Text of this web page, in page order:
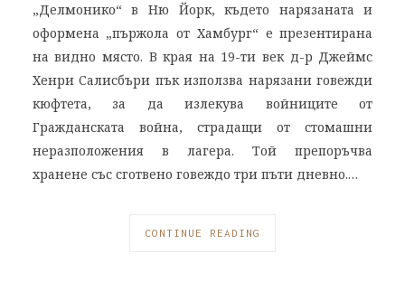
„Делмонико“ в Ню Йорк, където нарязаната и
оформена „пържола от Хамбург“ е презентирана
на видно място. В края на 19-ти век д-р Джеймс
Хенри Салисбъри пък използва нарязани говежди
кюфтета, за да излекува войниците от
Гражданската война, страдащи от стомашни
неразположения в лагера. Той препоръчва
хранене със сготвено говеждо три пъти дневно.…
CONTINUE READING